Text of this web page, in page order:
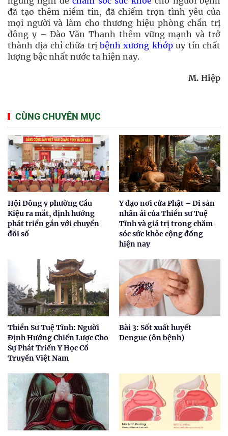
đã tạo thêm niềm tin, đã chiếm trọn tình yêu của
mọi người và làm cho thương hiệu phòng chẩn trị
đông y – Đào Văn Thanh thêm vững mạnh và trở
thành địa chỉ chữa trị bệnh xương khớpuy tín chất
lượng bậc nhất nước ta hiện nay.
M. Hiệp
CÙNG CHUYÊN MỤC
Hội Đông y phường Cầu
Kiệu ra mắt, định hướng
phát triển gắn với chuyển
đổi số
Y đạo nơi cửa Phật – Di sản
nhân ái của Thiền sư Tuệ
Tĩnh và giá trị trong chăm
sóc sức khỏe cộng đồng
hiện nay
Thiền Sư Tuệ Tĩnh: Người
Định Hướng Chiến Lược Cho
Sự Phát Triển Y Học Cổ
Truyền Việt Nam
Bài 3: Sốt xuất huyết
Dengue (ôn bệnh)